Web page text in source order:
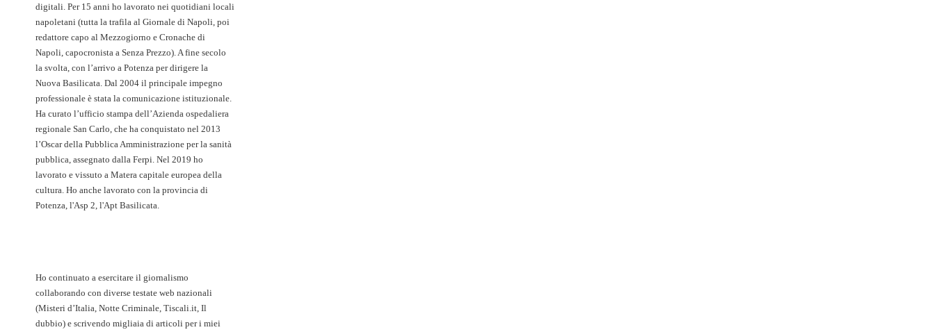
digitali. Per 15 anni ho lavorato nei quotidiani locali
napoletani (tutta la trafila al Giornale di Napoli, poi
redattore capo al Mezzogiorno e Cronache di
Napoli, capocronista a Senza Prezzo). A fine secolo
la svolta, con l’arrivo a Potenza per dirigere la
Nuova Basilicata. Dal 2004 il principale impegno
professionale è stata la comunicazione istituzionale.
Ha curato l’ufficio stampa dell’Azienda ospedaliera
regionale San Carlo, che ha conquistato nel 2013
l’Oscar della Pubblica Amministrazione per la sanità
pubblica, assegnato dalla Ferpi. Nel 2019 ho
lavorato e vissuto a Matera capitale europea della
cultura. Ho anche lavorato con la provincia di
Potenza, l'Asp 2, l'Apt Basilicata.
Ho continuato a esercitare il giornalismo
collaborando con diverse testate web nazionali
(Misteri d’Italia, Notte Criminale, Tiscali.it, Il
dubbio) e scrivendo migliaia di articoli per i miei